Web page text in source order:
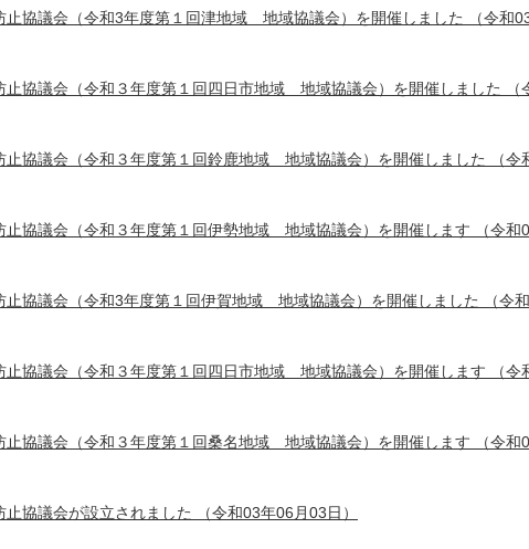
止協議会（令和3年度第１回津地域 地域協議会）を開催しました
（令和
止協議会（令和３年度第１回四日市地域 地域協議会）を開催しました
（
止協議会（令和３年度第１回鈴鹿地域 地域協議会）を開催しました
（令
止協議会（令和３年度第１回伊勢地域 地域協議会）を開催します （令和
止協議会（令和3年度第１回伊賀地域 地域協議会）を開催しました
（令
止協議会（令和３年度第１回四日市地域 地域協議会）を開催します （令
止協議会（令和３年度第１回桑名地域 地域協議会）を開催します （令和
協議会が設立されました （令和03年06月03日）